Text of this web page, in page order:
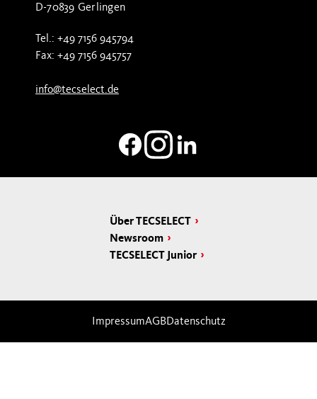
D-70839 Gerlingen
Tel.: +49 7156 945794
Fax: +49 7156 945757
info@tecselect.de
Über TECSELECT
Newsroom
TECSELECT Junior
ImpressumAGBDatenschutz